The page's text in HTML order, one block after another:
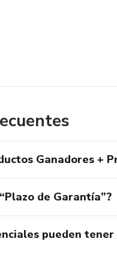
Ganadores +
de Garantía”?
pueden